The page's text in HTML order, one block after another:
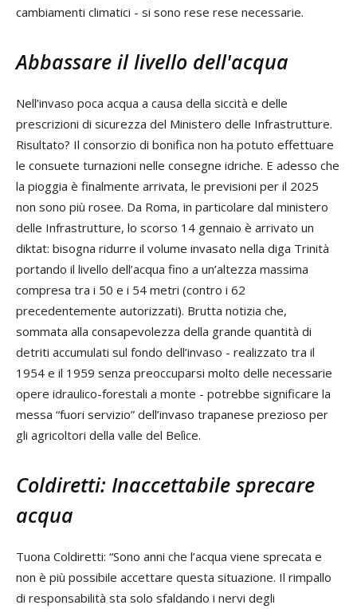
cambiamenti climatici - si sono rese rese necessarie.
Abbassare il livello dell'acqua
Nell’invaso poca acqua a causa della siccità e delle
prescrizioni di sicurezza del Ministero delle Infrastrutture.
Risultato? Il consorzio di bonifica non ha potuto effettuare
le consuete turnazioni nelle consegne idriche. E adesso che
la pioggia è finalmente arrivata, le previsioni per il 2025
non sono più rosee. Da Roma, in particolare dal ministero
delle Infrastrutture, lo scorso 14 gennaio è arrivato un
diktat: bisogna ridurre il volume invasato nella diga Trinità
portando il livello dell’acqua fino a un’altezza massima
compresa tra i 50 e i 54 metri (contro i 62
precedentemente autorizzati). Brutta notizia che,
sommata alla consapevolezza della grande quantità di
detriti accumulati sul fondo dell’invaso - realizzato tra il
1954 e il 1959 senza preoccuparsi molto delle necessarie
opere idraulico-forestali a monte - potrebbe significare la
messa “fuori servizio” dell’invaso trapanese prezioso per
gli agricoltori della valle del Belìce.
Coldiretti: Inaccettabile sprecare
acqua
Tuona Coldiretti: “Sono anni che l’acqua viene sprecata e
non è più possibile accettare questa situazione. Il rimpallo
di responsabilità sta solo sfaldando i nervi degli